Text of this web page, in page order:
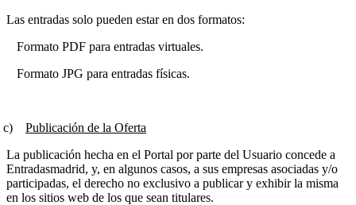
Las entradas solo pueden estar en dos formatos:
Formato PDF para entradas virtuales.
Formato JPG para entradas físicas.
Publicación de la Oferta
La publicación hecha en el Portal por parte del Usuario concede a
Entradasmadrid, y, en algunos casos, a sus empresas asociadas y/o
participadas, el derecho no exclusivo a publicar y exhibir la misma
en los sitios web de los que sean titulares.